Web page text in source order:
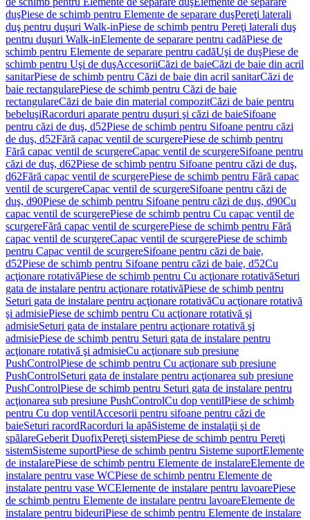
duşPiese de schimb pentru Elemente de separare duşPereţi laterali
duş pentru duşuri Walk-inPiese de schimb pentru Pereţi laterali duş
pentru duşuri Walk-inElemente de separare pentru cadăPiese de
schimb pentru Elemente de separare pentru cadăUşi de duşPiese de
schimb pentru Uşi de duşAccesoriiCăzi de baieCăzi de baie din acril
sanitarPiese de schimb pentru Căzi de baie din acril sanitarCăzi de
baie rectangularePiese de schimb pentru Căzi de baie
rectangulareCăzi de baie din material compozitCăzi de baie pentru
bebeluşiRacorduri aparate pentru duşuri şi căzi de baieSifoane
pentru căzi de duş, d52Piese de schimb pentru Sifoane pentru căzi
de duş, d52Fără capac ventil de scurgerePiese de schimb pentru
Fără capac ventil de scurgereCapac ventil de scurgereSifoane pentru
căzi de duş, d62Piese de schimb pentru Sifoane pentru căzi de duş,
d62Fără capac ventil de scurgerePiese de schimb pentru Fără capac
ventil de scurgereCapac ventil de scurgereSifoane pentru căzi de
duş, d90Piese de schimb pentru Sifoane pentru căzi de duş, d90Cu
capac ventil de scurgerePiese de schimb pentru Cu capac ventil de
scurgereFără capac ventil de scurgerePiese de schimb pentru Fără
capac ventil de scurgereCapac ventil de scurgerePiese de schimb
pentru Capac ventil de scurgereSifoane pentru căzi de baie,
d52Piese de schimb pentru Sifoane pentru căzi de baie, d52Cu
acţionare rotativăPiese de schimb pentru Cu acţionare rotativăSeturi
gata de instalare pentru acţionare rotativăPiese de schimb pentru
Seturi gata de instalare pentru acţionare rotativăCu acţionare rotativă
şi admisiePiese de schimb pentru Cu acţionare rotativă şi
admisieSeturi gata de instalare pentru acţionare rotativă şi
admisiePiese de schimb pentru Seturi gata de instalare pentru
acţionare rotativă şi admisieCu acţionare sub presiune
PushControlPiese de schimb pentru Cu acţionare sub presiune
PushControlSeturi gata de instalare pentru acţionarea sub presiune
PushControlPiese de schimb pentru Seturi gata de instalare pentru
acţionarea sub presiune PushControlCu dop ventilPiese de schimb
pentru Cu dop ventilAccesorii pentru sifoane pentru căzi de
baieSeturi racordRacorduri la apăSisteme de instalaţii şi de
spălareGeberit DuofixPereţi sistemPiese de schimb pentru Pereţi
sistemSisteme suportPiese de schimb pentru Sisteme suportElemente
de instalarePiese de schimb pentru Elemente de instalareElemente de
instalare pentru vase WCPiese de schimb pentru Elemente de
instalare pentru vase WCElemente de instalare pentru lavoarePiese
de schimb pentru Elemente de instalare pentru lavoareElemente de
instalare pentru bideuriPiese de schimb pentru Elemente de instalare